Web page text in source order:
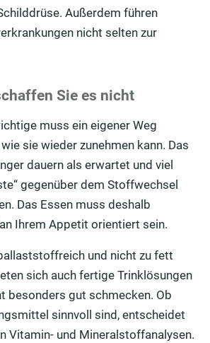
Außerdem führen
nicht selten zur
Sie es nicht
muss ein eigener Weg
sie wieder zunehmen kann. Das
dauern als erwartet und viel
gegenüber dem Stoffwechsel
Das Essen muss deshalb
Ihrem Appetit orientiert sein.
und nicht zu fett
sich auch fertige Trinklösungen
besonders gut schmecken. Ob
sinnvoll sind, entscheidet
Vitamin- und Mineralstoffanalysen.